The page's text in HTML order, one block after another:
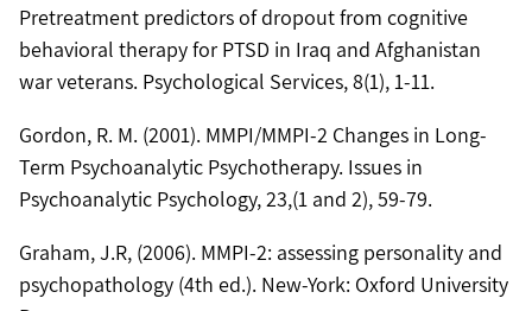
Pretreatment predictors of dropout from cognitive
behavioral therapy for PTSD in Iraq and Afghanistan
war veterans. Psychological Services, 8(1), 1-11.
Gordon, R. M. (2001). MMPI/MMPI-2 Changes in Long-
Term Psychoanalytic Psychotherapy. Issues in
Psychoanalytic Psychology, 23,(1 and 2), 59-79.
Graham, J.R, (2006). MMPI-2: assessing personality and
psychopathology (4th ed.). New-York: Oxford University